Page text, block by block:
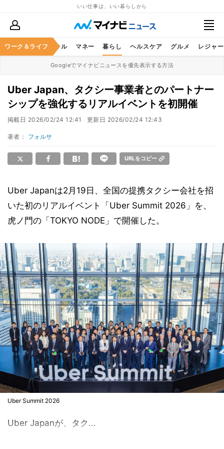
いい仕事は、いい暮らしから
ワーク＆ライフ
ア ビジネススキル マネー 暮らし ヘルスケア グルメ レジャー
Googleでマイナビニュースを優先表示する方法
Uber Japan、タクシー事業者とのパートナー
シップを強化するリアルイベントを初開催
掲載日 2026/02/24 12:41 更新日 2026/02/24 12:43
著者： フォルサ
URLをコピー
Uber Japanは2月19日、全国の提携タクシー会社を招
いた初のリアルイベント「Uber Summit 2026」を、
虎ノ門の「TOKYO NODE」で開催した。
Uber Summit 2026
Uber Japanが、タク...